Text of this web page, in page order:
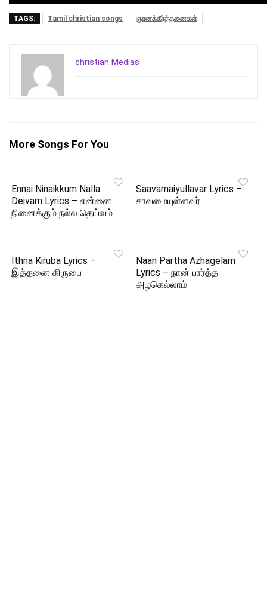
TAGS: Tamil christian songs ஞானக்கீர்த்தனைகள்
christian Medias
More Songs For You
Ennai Ninaikkum Nalla
Deivam Lyrics – என்னை
நினைக்கும் நல்ல தெய்வம்
Saavamaiyullavar Lyrics –
சாவமையுள்ளவர்
Ithna Kiruba Lyrics –
இத்தனை கிருபை
Naan Partha Azhagelam
Lyrics – நான் பார்த்த
அழகெல்லாம்